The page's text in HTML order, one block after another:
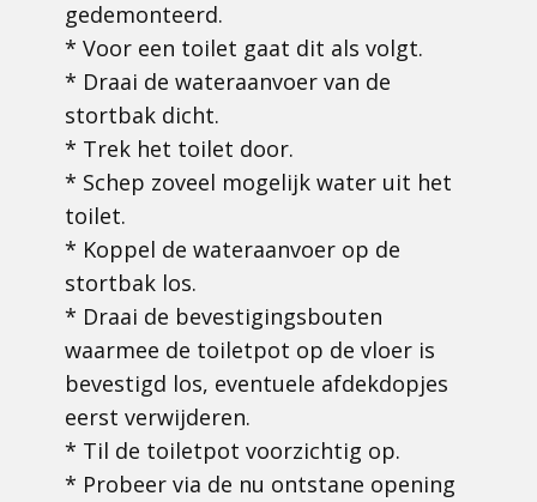
gedemonteerd.
* Voor een toilet gaat dit als volgt.
* Draai de wateraanvoer van de
stortbak dicht.
* Trek het toilet door.
* Schep zoveel mogelijk water uit het
toilet.
* Koppel de wateraanvoer op de
stortbak los.
* Draai de bevestigingsbouten
waarmee de toiletpot op de vloer is
bevestigd los, eventuele afdekdopjes
eerst verwijderen.
* Til de toiletpot voorzichtig op.
* Probeer via de nu ontstane opening